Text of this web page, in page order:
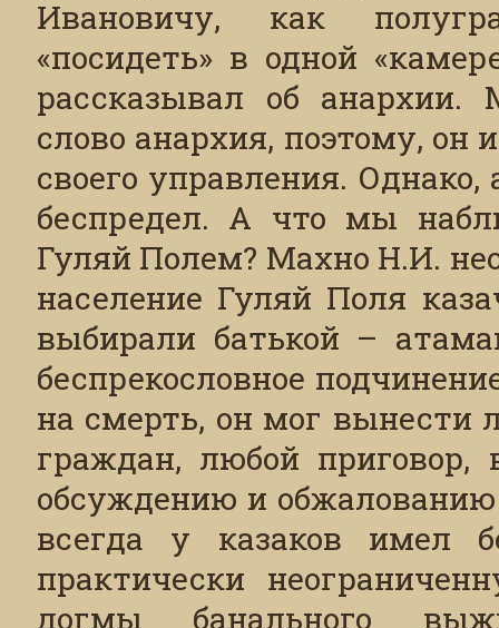
Ивановичу, как
«посидеть» в одной
рассказывал об
слово анархия, поэтому, он
своего управления. Однако,
беспредел. А что мы
Гуляй Полем? Махно Н.И.
население Гуляй Поля
выбирали батькой –
беспрекословное
на смерть, он мог вынести
граждан, любой приговор,
обсуждению и
всегда у казаков имел
практически
догмы банального